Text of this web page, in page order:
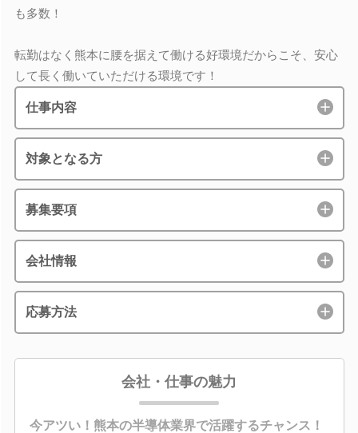
も多数！
転勤はなく熊本に腰を据えて働ける好環境だからこそ、安心
して長く働いていただける環境です！
仕事内容
対象となる方
募集要項
会社情報
応募方法
会社・仕事の魅力
今アツい！熊本の半導体業界で活躍するチャンス！